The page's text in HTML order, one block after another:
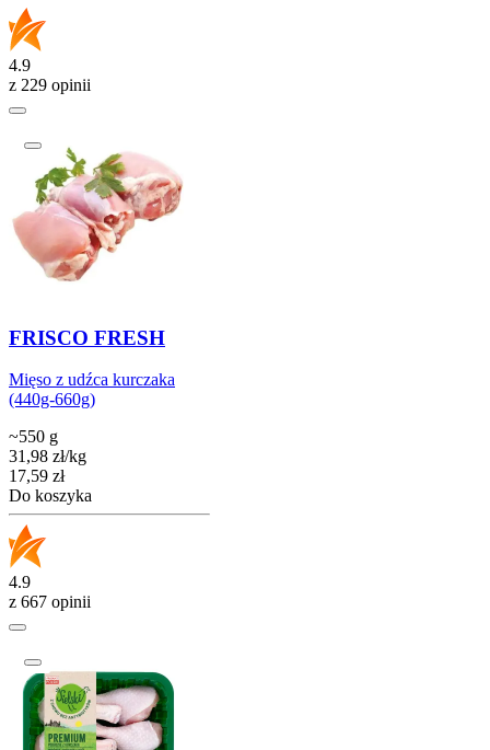
4.9
z 229 opinii
FRISCO FRESH
Mięso z udźca kurczaka
(440g-660g)
~550 g
31,98 zł/kg
Cena
17,59 zł
Do koszyka
4.9
z 667 opinii